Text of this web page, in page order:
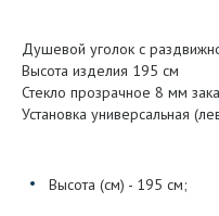
Душевой уголок с
Высота изделия 195 см
Стекло прозрачное 8 мм
Установка универсальная
Высота (см) - 195 см;